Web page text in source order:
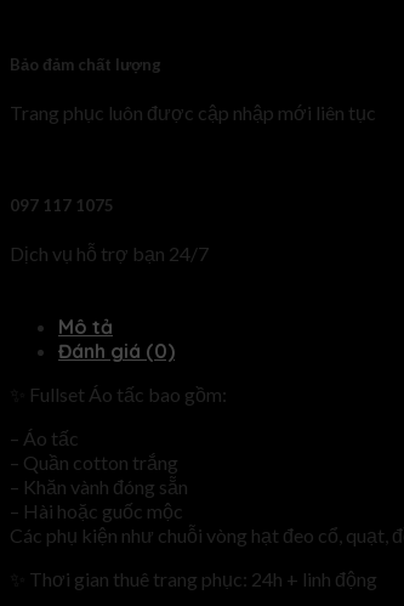
Bảo đảm chất lượng
Trang phục luôn được cập nhập mới liên tục
097 117 1075
Dịch vụ hỗ trợ bạn 24/7
Mô tả
Đánh giá (0)
✨ Fullset Áo tấc bao gồm:
– Áo tấc
– Quần cotton trắng
– Khăn vành đóng sẵn
– Hài hoặc guốc mộc
Các phụ kiện như chuỗi vòng hạt đeo cổ, quạt,
✨ Thơi gian thuê trang phục: 24h + linh động